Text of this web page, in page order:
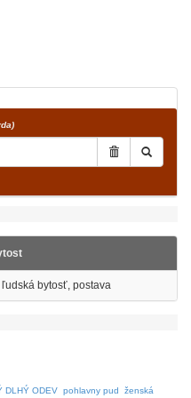
bytosť, postava
DLHÝ ODEV pohlavny pud ženská